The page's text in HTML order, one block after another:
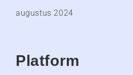
augustus 2024
Platform